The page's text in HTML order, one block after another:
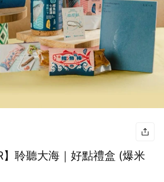
】聆聽大海｜好點禮盒 (爆米